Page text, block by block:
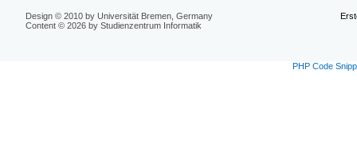
Design © 2010 by Universität Bremen, Germany
Content © 2026 by Studienzentrum Informatik
PHP Code